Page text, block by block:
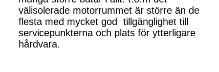
välisolerade motorrummet är större än de
flesta med mycket god tillgänglighet till
servicepunkterna och plats för ytterligare
hårdvara.